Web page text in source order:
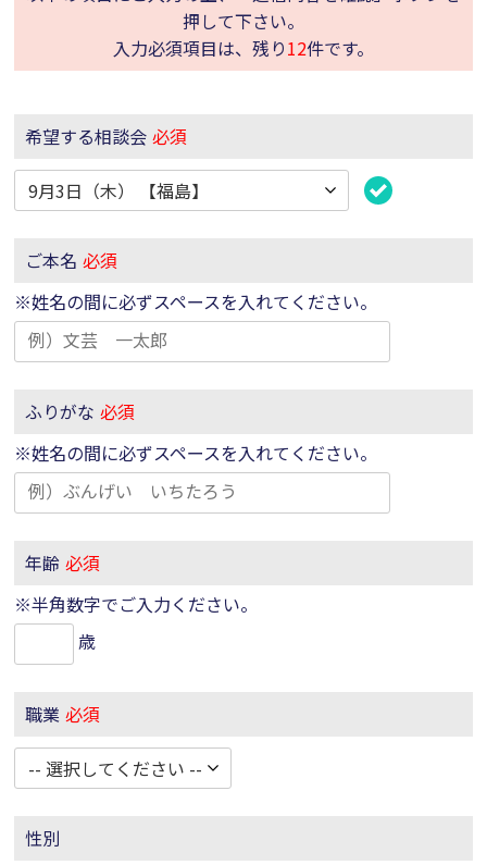
押して下さい。
入力必須項目は、残り12件です。
希望する相談会 必須
ご本名 必須
※姓名の間に必ずスペースを入れてください。
ふりがな 必須
※姓名の間に必ずスペースを入れてください。
年齢 必須
※半角数字でご入力ください。
歳
職業 必須
性別